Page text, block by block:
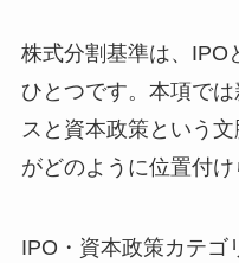
株式分割基準は、IPO
ひとつです。本項で
スと資本政策という
がどのように位置付け
IPO・資本政策カテゴ